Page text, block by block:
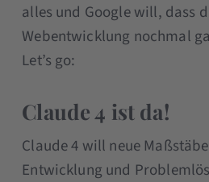
alles und Google will, dass
Webentwicklung nochmal
Let’s go:
Claude 4 ist da!
Claude 4 will neue
Entwicklung und